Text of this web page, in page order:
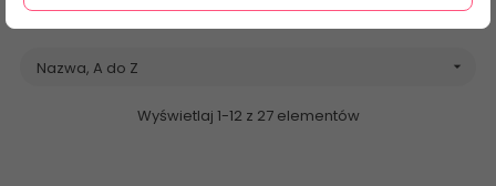
Nazwa, A do Z 
Wyświetlaj 1-12 z 27 elementów